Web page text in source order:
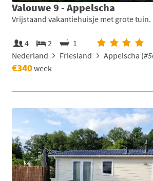
Valouwe 9 - Appelscha
Vrijstaand vakantiehuisje met grote tuin.
4 2
1
Nederland
Friesland Appelscha (
€340week